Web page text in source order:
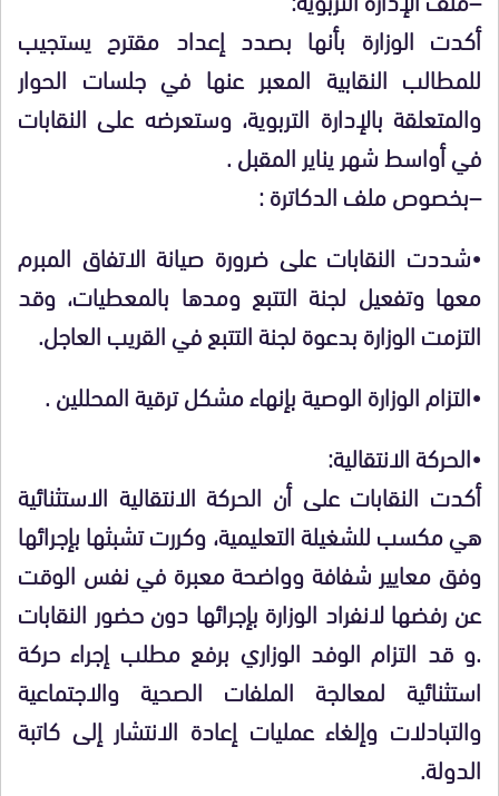
أكدت الوزارة بأنها بصدد إعداد مقترح يستجيب
للمطالب النقابية المعبر عنها في جلسات الحوار
والمتعلقة بالإدارة التربوية، وستعرضه على النقابات
في أواسط شهر يناير المقبل .
–بخصوص ملف الدكاترة :
•شددت النقابات على ضرورة صيانة الاتفاق المبرم
معها وتفعيل لجنة التتبع ومدها بالمعطيات، وقد
التزمت الوزارة بدعوة لجنة التتبع في القريب العاجل.
•التزام الوزارة الوصية بإنهاء مشكل ترقية المحللين .
•الحركة الانتقالية:
أكدت النقابات على أن الحركة الانتقالية الاستثنائية
هي مكسب للشغيلة التعليمية، وكررت تشبثها بإجرائها
وفق معايير شفافة وواضحة معبرة في نفس الوقت
عن رفضها لانفراد الوزارة بإجرائها دون حضور النقابات
.و قد التزام الوفد الوزاري برفع مطلب إجراء حركة
استثنائية لمعالجة الملفات الصحية والاجتماعية
والتبادلات وإلغاء عمليات إعادة الانتشار إلى كاتبة
الدولة.